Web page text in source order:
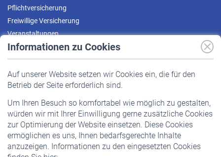
Informationen zu Cookies
Auf unserer Website setzen wir Cookies ein, die für den
Betrieb der Seite erforderlich sind.
Um Ihren Besuch so komfortabel wie möglich zu gestalten,
würden wir mit Ihrer Einwilligung gerne zusätzliche Cookies
zur Optimierung der Website einsetzen. Diese Cookies
ermöglichen es uns, Ihnen bedarfsgerechte Inhalte
anzuzeigen. Informationen zu den eingesetzten Cookies
Pflichtversicherung
Freiwillige Versicherung
Veranstaltungen
Pflichtversicherung
Staatliche Förderung
Veranstaltungen
Rentner